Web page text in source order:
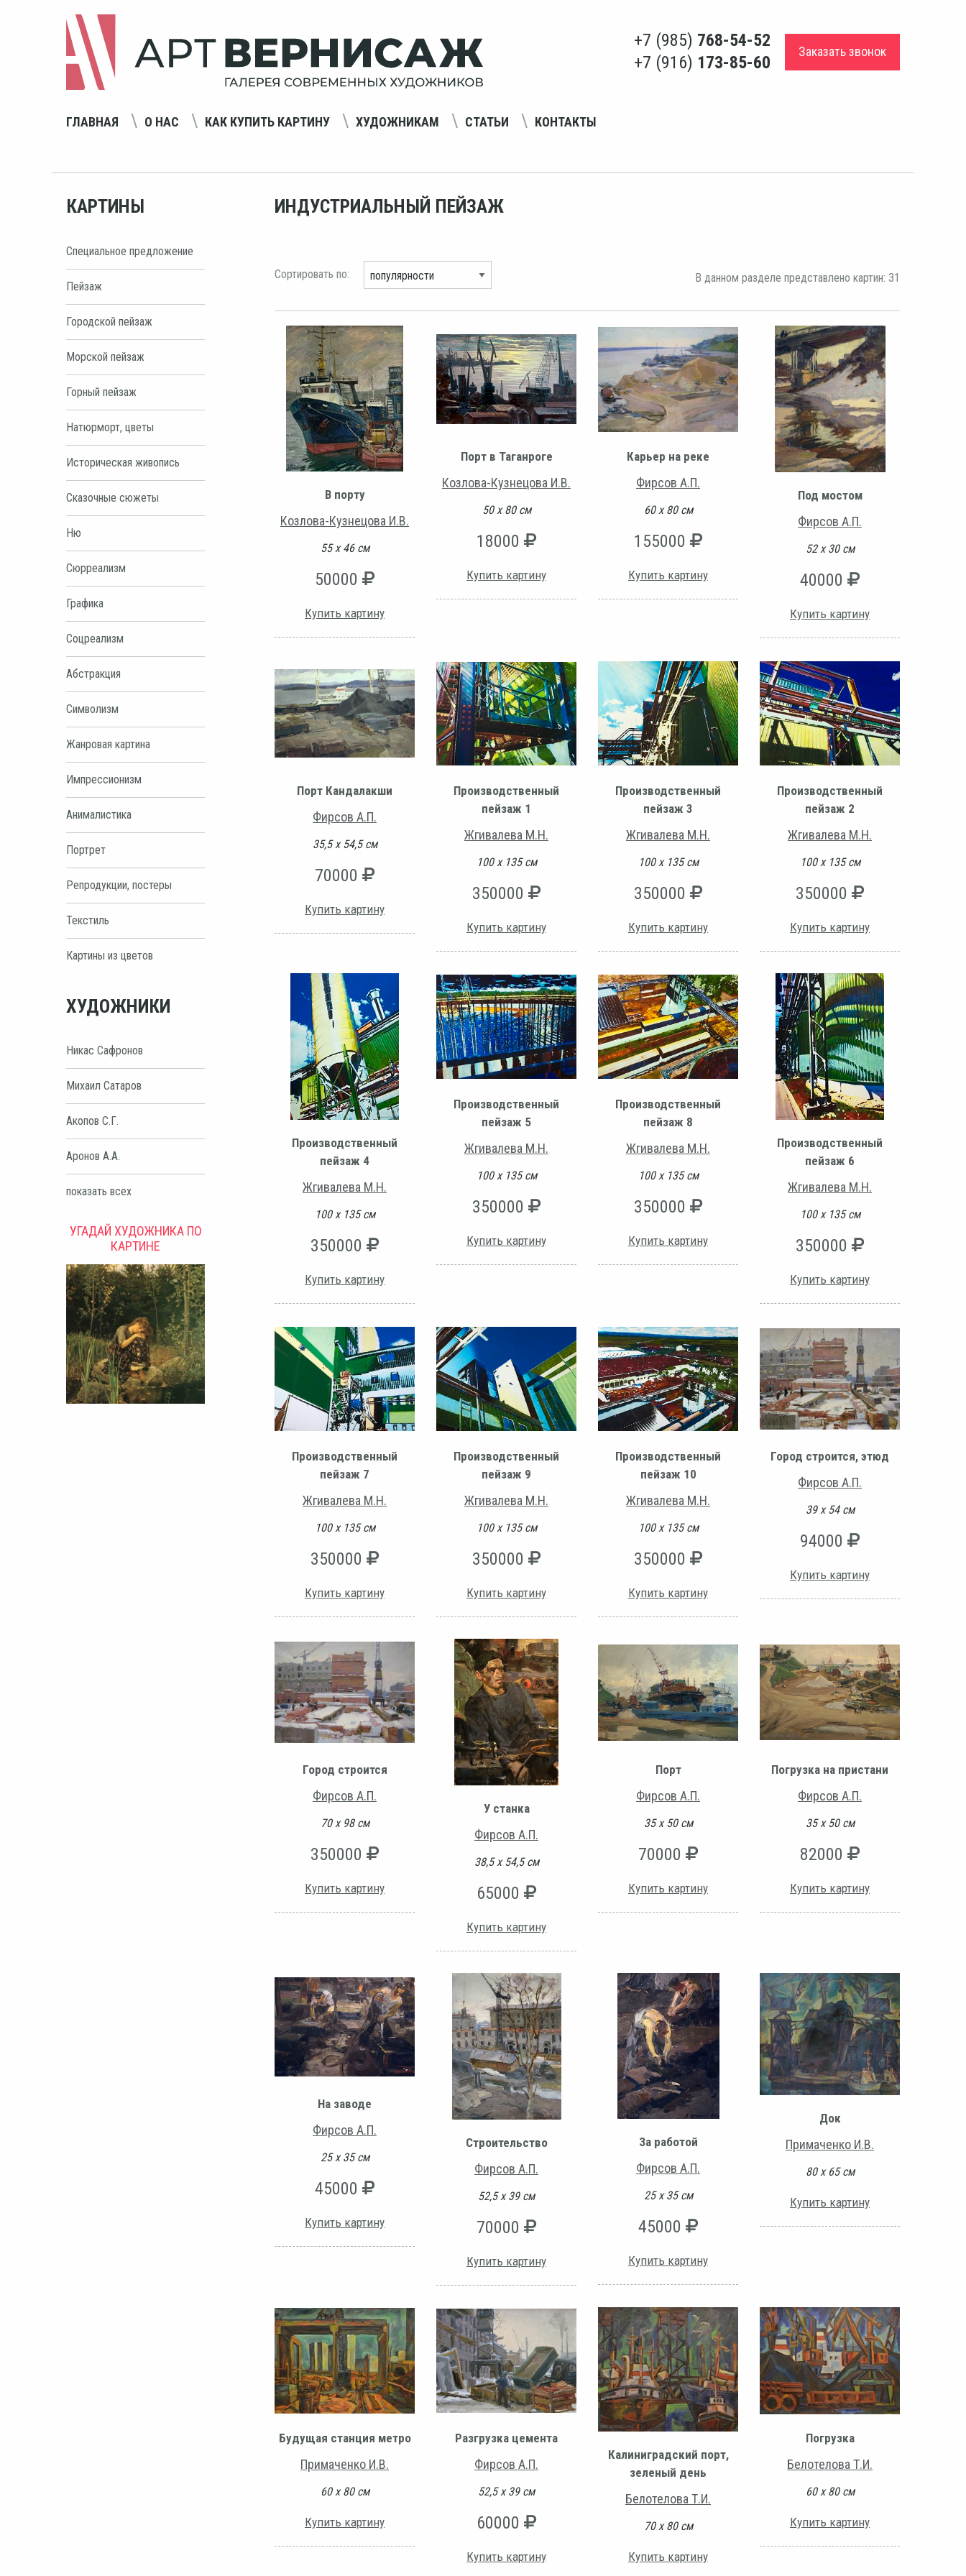
+7 (985) 768-54-52
+7 (916) 173-85-60
Заказать звонок
ГЛАВНАЯ О НАС КАК КУПИТЬ КАРТИНУ ХУДОЖНИКАМ СТАТЬИ КОНТАКТЫ
КАРТИНЫ
Специальное предложение
Пейзаж
Городской пейзаж
Морской пейзаж
Горный пейзаж
Натюрморт, цветы
Историческая живопись
Сказочные сюжеты
Ню
Сюрреализм
Графика
Соцреализм
Абстракция
Символизм
Жанровая картина
Импрессионизм
Анималистика
Портрет
Репродукции, постеры
Текстиль
Картины из цветов
ХУДОЖНИКИ
Никас Сафронов
Михаил Сатаров
Акопов С.Г.
Аронов А.А.
показать всех
УГАДАЙ ХУДОЖНИКА ПО
КАРТИНЕ
ИНДУСТРИАЛЬНЫЙ ПЕЙЗАЖ
Сортировать по: В данном разделе представлено картин: 31
В порту
Козлова-Кузнецова И.В.
55 х 46 см
50000
Купить картину
Порт в Таганроге
Козлова-Кузнецова И.В.
50 х 80 см
18000
Купить картину
Карьер на реке
Фирсов А.П.
60 х 80 см
155000
Купить картину
Под мостом
Фирсов А.П.
52 х 30 см
40000
Купить картину
Порт Кандалакши
Фирсов А.П.
35,5 х 54,5 см
70000
Купить картину
Производственный
пейзаж 1
Жгивалева М.Н.
100 х 135 см
350000
Купить картину
Производственный
пейзаж 3
Жгивалева М.Н.
100 х 135 см
350000
Купить картину
Производственный
пейзаж 2
Жгивалева М.Н.
100 х 135 см
350000
Купить картину
Производственный
пейзаж 4
Жгивалева М.Н.
100 х 135 см
350000
Купить картину
Производственный
пейзаж 5
Жгивалева М.Н.
100 х 135 см
350000
Купить картину
Производственный
пейзаж 8
Жгивалева М.Н.
100 х 135 см
350000
Купить картину
Производственный
пейзаж 6
Жгивалева М.Н.
100 х 135 см
350000
Купить картину
Производственный
пейзаж 7
Жгивалева М.Н.
100 х 135 см
350000
Купить картину
Производственный
пейзаж 9
Жгивалева М.Н.
100 х 135 см
350000
Купить картину
Производственный
пейзаж 10
Жгивалева М.Н.
100 х 135 см
350000
Купить картину
Город строится, этюд
Фирсов А.П.
39 х 54 см
94000
Купить картину
Город строится
Фирсов А.П.
70 х 98 см
350000
Купить картину
У станка
Фирсов А.П.
38,5 х 54,5 см
65000
Купить картину
Порт
Фирсов А.П.
35 х 50 см
70000
Купить картину
Погрузка на пристани
Фирсов А.П.
35 х 50 см
82000
Купить картину
На заводе
Фирсов А.П.
25 х 35 см
45000
Купить картину
Строительство
Фирсов А.П.
52,5 х 39 см
70000
Купить картину
За работой
Фирсов А.П.
25 х 35 см
45000
Купить картину
Док
Примаченко И.В.
80 х 65 см
Купить картину
Будущая станция метро
Примаченко И.В.
60 х 80 см
Купить картину
Разгрузка цемента
Фирсов А.П.
52,5 х 39 см
60000
Купить картину
Калиниградский порт,
зеленый день
Белотелова Т.И.
70 х 80 см
Купить картину
Погрузка
Белотелова Т.И.
60 х 80 см
Купить картину